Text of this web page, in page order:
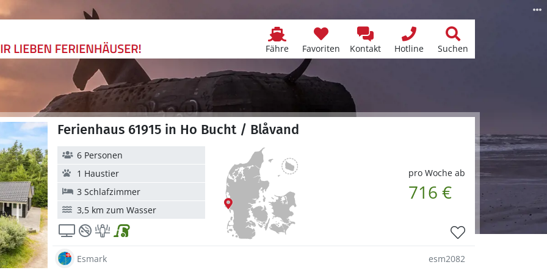
Fähre Favoriten Kontakt Hotline Suchen
Ferienhaus 61915 in Ho Bucht / Blåvand
pro Woche ab
716 €
6 Personen
1 Haustier
3 Schlafzimmer
3,5 km zum Wasser
Esmark esm2082